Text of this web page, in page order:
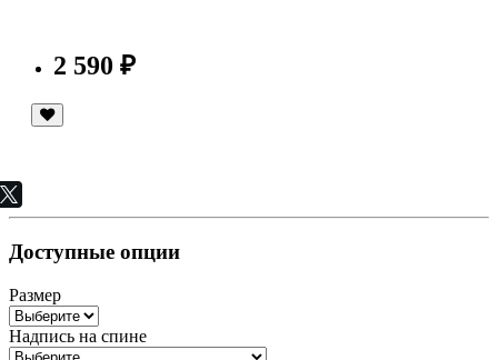
2 590 ₽
Доступные опции
Размер
Надпись на спине